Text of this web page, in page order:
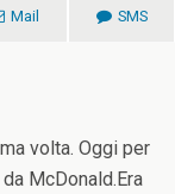
Mail SMS
volta. Oggi per
McDonald.Era